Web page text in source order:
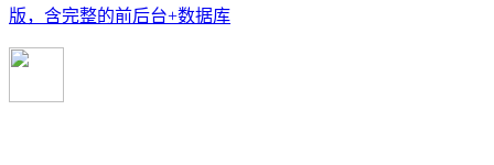
版，含完整的前后台+数据库